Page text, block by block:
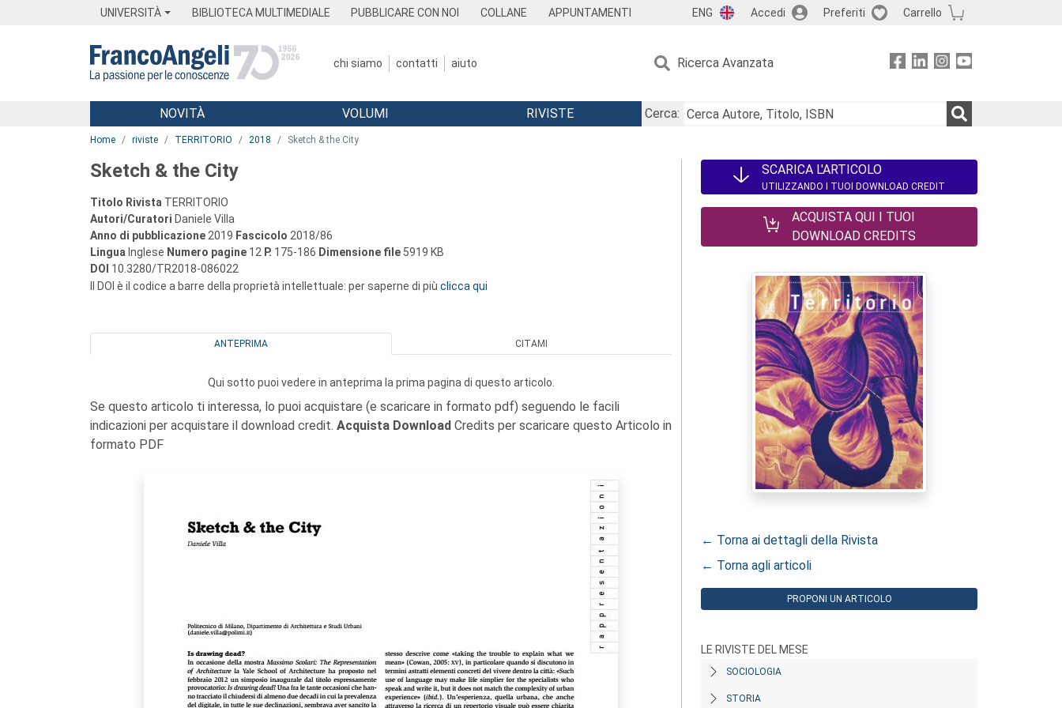
UNIVERSITÀ BIBLIOTECA MULTIMEDIALE PUBBLICARE CON NOI COLLANE APPUNTAMENTI ENG Accedi Preferiti Carrello
chi siamo contatti aiuto Ricerca Avanzata
Menu
NOVITÀ VOLUMI RIVISTE
Cerca:
Home riviste TERRITORIO 2018 Sketch & the City
Sketch & the City
Titolo Rivista TERRITORIO
Autori/Curatori Daniele Villa
Anno di pubblicazione 2019 Fascicolo 2018/86
Lingua Inglese Numero pagine 12 P. 175-186 Dimensione file 5919 KB
DOI 10.3280/TR2018-086022
Il DOI è il codice a barre della proprietà intellettuale: per saperne di più clicca qui
ANTEPRIMA CITAMI
Qui sotto puoi vedere in anteprima la prima pagina di questo articolo.
Se questo articolo ti interessa, lo puoi acquistare (e scaricare in formato pdf) seguendo le facili
indicazioni per acquistare il download credit. Acquista Download Credits per scaricare questo Articolo in
formato PDF
SCARICA L'ARTICOLO
UTILIZZANDO I TUOI DOWNLOAD CREDIT
ACQUISTA QUI I TUOI
DOWNLOAD CREDITS
← Torna ai dettagli della Rivista
← Torna agli articoli
PROPONI UN ARTICOLO
LE RIVISTE DEL MESE
SOCIOLOGIA
STORIA